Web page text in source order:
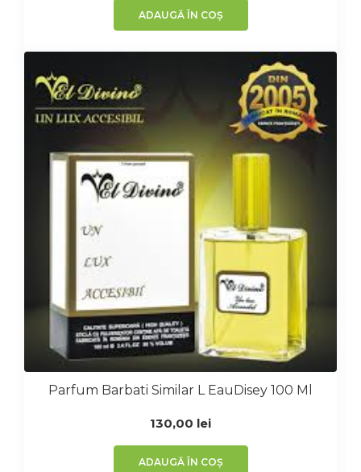
ADAUGĂ ÎN COȘ
Parfum Barbati Similar L EauDisey 100 Ml
130,00 lei
ADAUGĂ ÎN COȘ